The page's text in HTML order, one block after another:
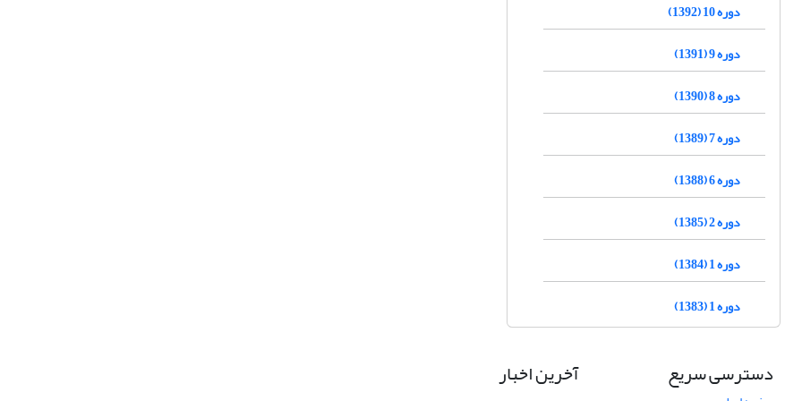
دوره 10 (1392)
دوره 9 (1391)
دوره 8 (1390)
دوره 7 (1389)
دوره 6 (1388)
دوره 2 (1385)
دوره 1 (1384)
دوره 1 (1383)
دسترسی سریع آخرین اخبار